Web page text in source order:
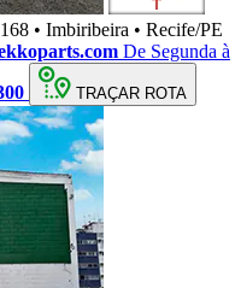
• Imbiribeira • Recife/PE
De Segunda à
TRAÇAR ROTA